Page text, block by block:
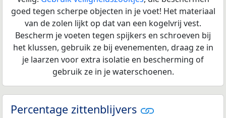
goed tegen scherpe objecten in je voet! Het materiaal
van de zolen lijkt op dat van een kogelvrij vest.
Bescherm je voeten tegen spijkers en schroeven bij
het klussen, gebruik ze bij evenementen, draag ze in
je laarzen voor extra isolatie en bescherming of
gebruik ze in je waterschoenen.
Percentage zittenblijvers